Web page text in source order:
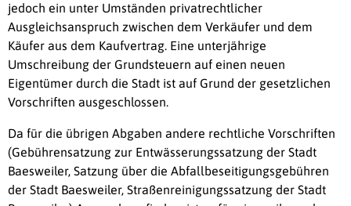
jedoch ein unter Umständen privatrechtlicher
Ausgleichsanspruch zwischen dem Verkäufer und dem
Käufer aus dem Kaufvertrag. Eine unterjährige
Umschreibung der Grundsteuern auf einen neuen
Eigentümer durch die Stadt ist auf Grund der gesetzlichen
Vorschriften ausgeschlossen.
Da für die übrigen Abgaben andere rechtliche Vorschriften
(Gebührensatzung zur Entwässerungssatzung der Stadt
Baesweiler, Satzung über die Abfallbeseitigungsgebühren
der Stadt Baesweiler, Straßenreinigungssatzung der Stadt